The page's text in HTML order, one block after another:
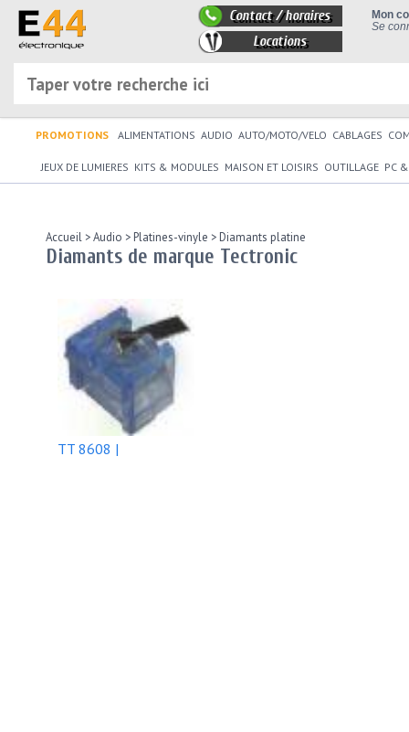
Mon
Se
Contact / horaires
Locations
PROMOTIONS ALIMENTATIONS AUDIO AUTO/MOTO/VELO CABLAGES
JEUX DE LUMIERES KITS & MODULES MAISON ET LOISIRS OUTILLAGE PC
Accueil >Audio >Platines-vinyle >Diamants platine
Diamants de marque Tectronic
TT 8608 |